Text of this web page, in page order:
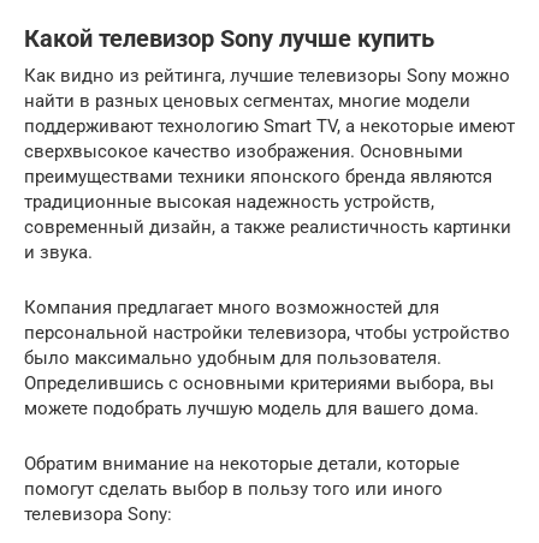
Какой телевизор Sony лучше купить
Как видно из рейтинга, лучшие телевизоры Sony можно
найти в разных ценовых сегментах, многие модели
поддерживают технологию Smart TV, а некоторые имеют
сверхвысокое качество изображения. Основными
преимуществами техники японского бренда являются
традиционные высокая надежность устройств,
современный дизайн, а также реалистичность картинки
и звука.
Компания предлагает много возможностей для
персональной настройки телевизора, чтобы устройство
было максимально удобным для пользователя.
Определившись с основными критериями выбора, вы
можете подобрать лучшую модель для вашего дома.
Обратим внимание на некоторые детали, которые
помогут сделать выбор в пользу того или иного
телевизора Sony: